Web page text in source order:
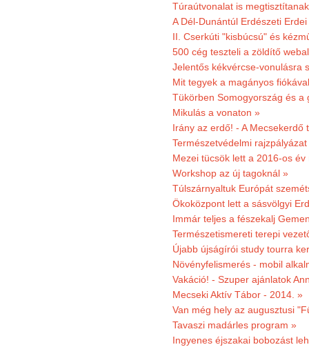
Túraútvonalat is
A Dél-Dunántúl Erdészeti
II. Cserkúti "kisbúcsú" és
500 cég teszteli a zöldítő
Jelentős kékvércse-vonulásra
Mit tegyek a magányos
Tükörben Somogyország és a
Mikulás a vonaton »
Irány az erdő! - A
Természetvédelmi
Mezei tücsök lett a 2016-os év
Workshop az új tagoknál »
Túlszárnyaltuk Európát
Ökoközpont lett a sásvölgyi
Immár teljes a fészekalj
Természetismereti terepi
Újabb újságírói study tourra
Növényfelismerés - mobil
Vakáció! - Szuper ajánlatok
Mecseki Aktív Tábor - 2014. »
Van még hely az augusztusi
Tavaszi madárles program »
Ingyenes éjszakai bobozást